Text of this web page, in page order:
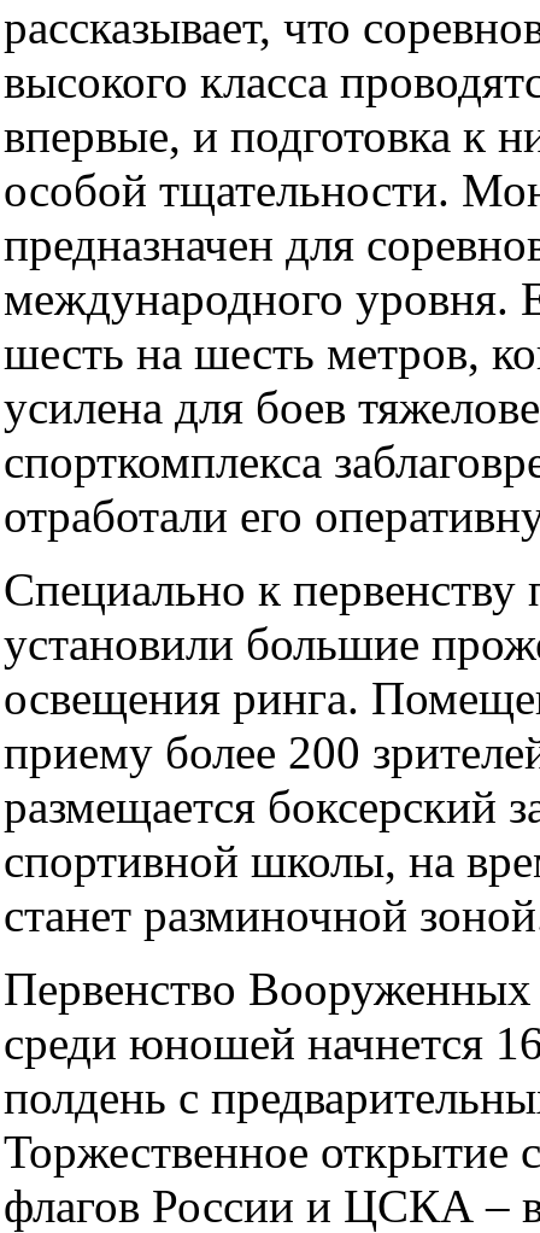
рассказывает, что
высокого класса
впервые, и подготовка к
особой тщательности.
предназначен для
международного уровня.
шесть на шесть метров,
усилена для боев
спорткомплекса
отработали его
Специально к первенству
установили большие
освещения ринга.
приему более 200
размещается боксерский
спортивной школы, на
станет разминочной
Первенство
среди юношей начнется
полдень с
Торжественное открытие
флагов России и ЦСКА –